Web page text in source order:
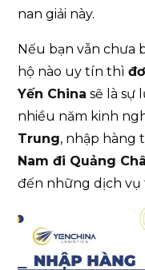
nan giải này.
Nếu bạn vẫn chưa
hộ nào uy tín thì
Yến China sẽ là sự
nhiều năm kinh
Trung, nhập hàng
Nam đi Quảng
đến những dịch vụ